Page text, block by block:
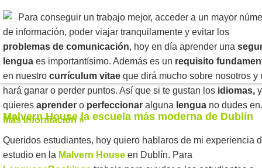
Para conseguir un trabajo mejor, acceder a un mayor
de información, poder viajar tranquilamente y evitar los
problemas de comunicación, hoy en día aprender una
lengua es importantísimo. Además es un requisito
en nuestro currículum vitae que dirá mucho sobre nosotros y
hará ganar o perder puntos. Así que si te gustan los idiomas, y
quieres aprender o perfeccionar alguna lengua no dudes
Más información »
Malvern House la escuela más moderna de Dublín
Queridos estudiantes, hoy quiero hablaros de mi experiencia
estudio en la Malvern House en Dublín. Para